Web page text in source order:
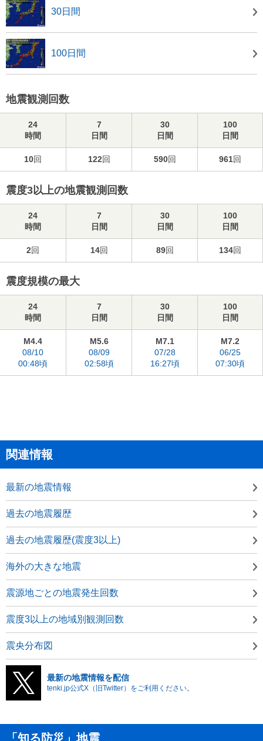
30日間
100日間
地震観測回数
24
時間
7
日間
30
日間
100
日間
10回 122回 590回 961回
震度3以上の地震観測回数
24
時間
7
日間
30
日間
100
日間
2回 14回 89回 134回
震度規模の最大
24
時間
7
日間
30
日間
100
日間
M4.4
08/10
00:48頃
M5.6
08/09
02:58頃
M7.1
07/28
16:27頃
M7.2
06/25
07:30頃
関連情報
最新の地震情報
過去の地震履歴
過去の地震履歴(震度3以上)
海外の大きな地震
震源地ごとの地震発生回数
震度3以上の地域別観測回数
震央分布図
最新の地震情報を配信
tenki.jp公式X（旧Twitter）をご利用ください。
「知る防災」地震